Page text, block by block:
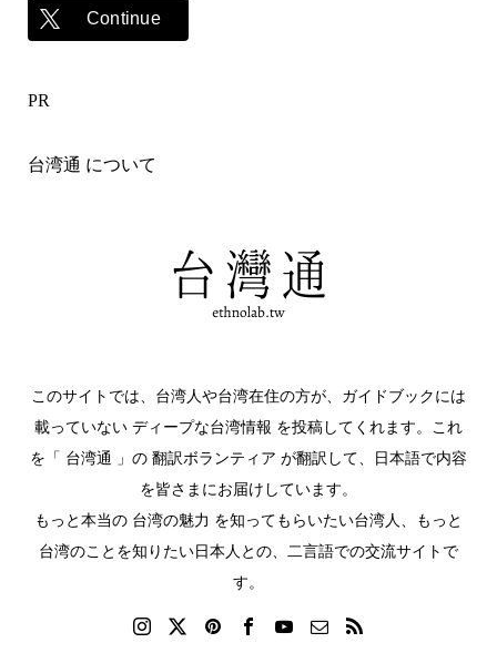
Continue
PR
台湾通 について
このサイトでは、台湾人や台湾在住の方が、ガイドブックには
載っていない ディープな台湾情報 を投稿してくれます。これ
を「 台湾通 」の 翻訳ボランティア が翻訳して、日本語で内容
を皆さまにお届けしています。
もっと本当の 台湾の魅力 を知ってもらいたい台湾人、もっと
台湾のことを知りたい日本人との、二言語での交流サイトで
す。